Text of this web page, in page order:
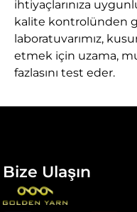
ihtiyaçlarınıza
kalite kontrolünden
laboratuvarımız,
etmek için uzama,
fazlasını test eder.
Bize Ulaşın